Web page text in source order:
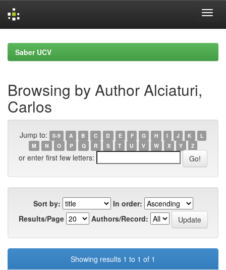
navigationSaber UCV
Browsing by Author Alciaturi,
Carlos
Jump to: 0-9 A B C D E F G H I J K
L
M
N O P Q R S T U V W X Y Z
or enter first few letters:
Sort by:
In order:
Results/Page
Authors/Record:
Showing results 1 to 1 of 1